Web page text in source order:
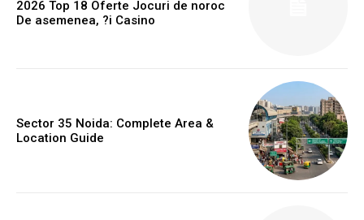
2026 Top 18 Oferte Jocuri de noroc
De asemenea, ?i Casino
Sector 35 Noida: Complete Area &
Location Guide